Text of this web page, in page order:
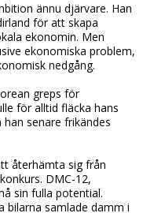
ännu djärvare. Han
för att skapa
ekonomin. Men
ekonomiska problem,
nedgång.
greps för
för alltid fläcka hans
senare frikändes
återhämta sig från
DMC-12,
sin fulla potential.
bilarna samlade damm i